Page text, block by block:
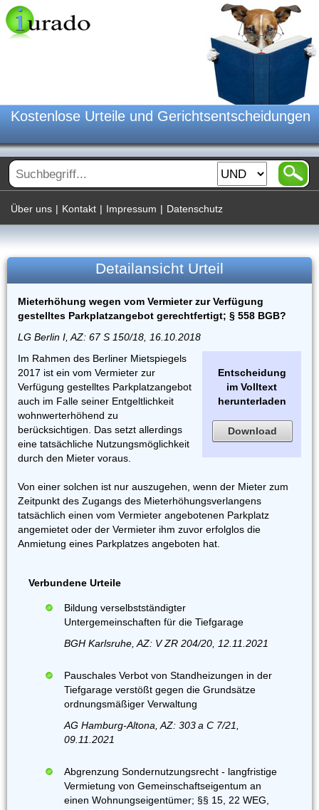
Kostenlose Urteile und Gerichtsentscheidungen
Über uns | Kontakt | Impressum | Datenschutz
Detailansicht Urteil
Mieterhöhung wegen vom Vermieter zur Verfügung
gestelltes Parkplatzangebot gerechtfertigt; § 558 BGB?
LG Berlin I, AZ: 67 S 150/18, 16.10.2018
Entscheidung
im Volltext
herunterladen
Download
Im Rahmen des Berliner Mietspiegels
2017 ist ein vom Vermieter zur
Verfügung gestelltes Parkplatzangebot
auch im Falle seiner Entgeltlichkeit
wohnwerterhöhend zu
berücksichtigen. Das setzt allerdings
eine tatsächliche Nutzungsmöglichkeit
durch den Mieter voraus.
Von einer solchen ist nur auszugehen, wenn der Mieter zum
Zeitpunkt des Zugangs des Mieterhöhungsverlangens
tatsächlich einen vom Vermieter angebotenen Parkplatz
angemietet oder der Vermieter ihm zuvor erfolglos die
Anmietung eines Parkplatzes angeboten hat.
Verbundene Urteile
Bildung verselbstständigter
Untergemeinschaften für die Tiefgarage
BGH Karlsruhe, AZ: V ZR 204/20, 12.11.2021
Pauschales Verbot von Standheizungen in der
Tiefgarage verstößt gegen die Grundsätze
ordnungsmäßiger Verwaltung
AG Hamburg-Altona, AZ: 303 a C 7/21,
09.11.2021
Abgrenzung Sondernutzungsrecht - langfristige
Vermietung von Gemeinschaftseigentum an
einen Wohnungseigentümer; §§ 15, 22 WEG,